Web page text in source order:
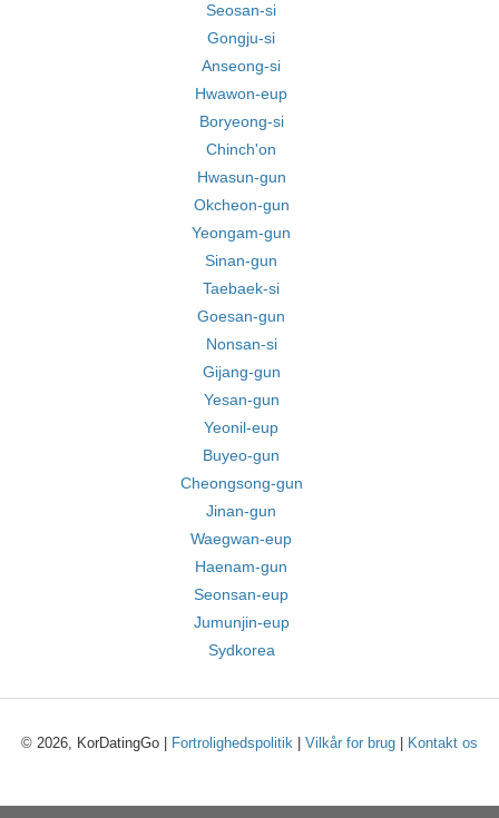
Seosan-si
Gongju-si
Anseong-si
Hwawon-eup
Boryeong-si
Chinch'on
Hwasun-gun
Okcheon-gun
Yeongam-gun
Sinan-gun
Taebaek-si
Goesan-gun
Nonsan-si
Gijang-gun
Yesan-gun
Yeonil-eup
Buyeo-gun
Cheongsong-gun
Jinan-gun
Waegwan-eup
Haenam-gun
Seonsan-eup
Jumunjin-eup
Sydkorea
© 2026, KorDatingGo | Fortrolighedspolitik Vilkår for brug Kontakt os